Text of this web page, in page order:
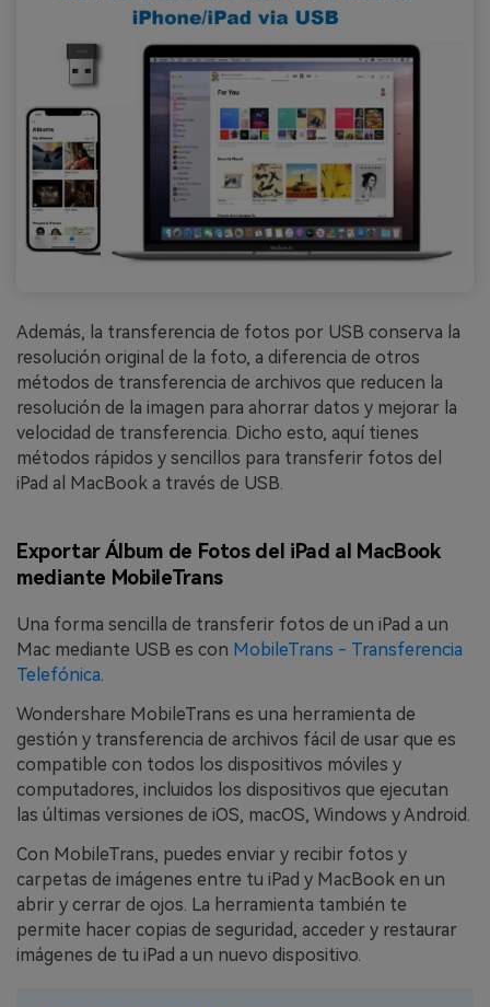
Además, la transferencia de fotos por USB conserva la
resolución original de la foto, a diferencia de otros
métodos de transferencia de archivos que reducen la
resolución de la imagen para ahorrar datos y mejorar la
velocidad de transferencia. Dicho esto, aquí tienes
métodos rápidos y sencillos para transferir fotos del
iPad al MacBook a través de USB.
Exportar Álbum de Fotos del iPad al MacBook
mediante MobileTrans
Una forma sencilla de transferir fotos de un iPad a un
Mac mediante USB es con MobileTrans - Transferencia
Telefónica.
Wondershare MobileTrans es una herramienta de
gestión y transferencia de archivos fácil de usar que es
compatible con todos los dispositivos móviles y
computadores, incluidos los dispositivos que ejecutan
las últimas versiones de iOS, macOS, Windows y Android.
Con MobileTrans, puedes enviar y recibir fotos y
carpetas de imágenes entre tu iPad y MacBook en un
abrir y cerrar de ojos. La herramienta también te
permite hacer copias de seguridad, acceder y restaurar
imágenes de tu iPad a un nuevo dispositivo.